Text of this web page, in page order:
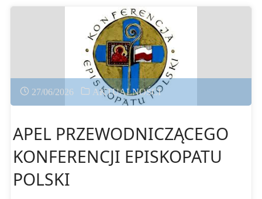
Fatimy
12-
19
sierpnia
–
Wolne
27/06/2026 AKTUALNOŚCI
APEL PRZEWODNICZĄCEGO
KONFERENCJI EPISKOPATU
POLSKI